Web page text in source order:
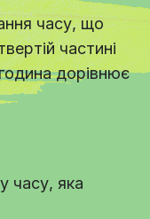
часу, що
частині
дорівнює
часу, яка